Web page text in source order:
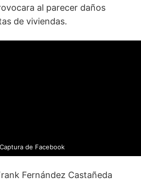
al parecer daños
de viviendas.
Captura de Facebook
Fernández Castañeda